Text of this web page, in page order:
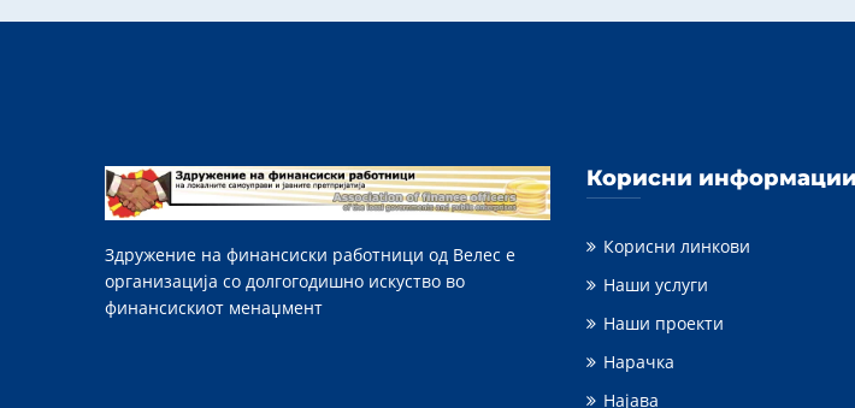
Здружение на финансиски работници од Велес е
организација со долгогодишно искуство во
финансискиот менаџмент
Корисни информации
Корисни линкови
Наши услуги
Наши проекти
Нарачка
Најава